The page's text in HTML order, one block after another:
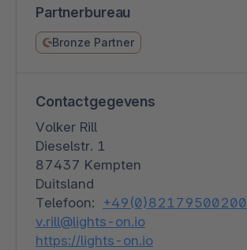
Partnerbureau
Bronze Partner
Contactgegevens
Volker Rill
Dieselstr. 1
87437 Kempten
Duitsland
Telefoon: +49(0)82179500200
v.rill@lights-on.io
https://lights-on.io